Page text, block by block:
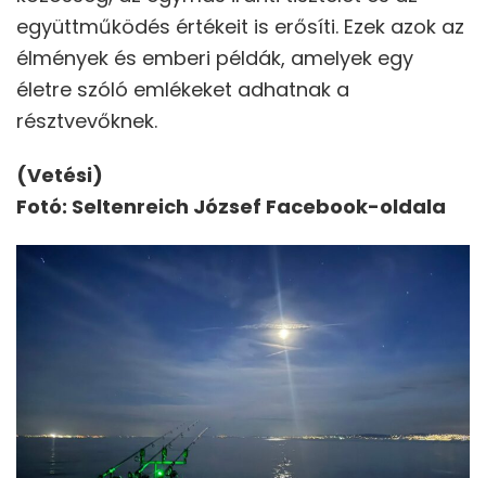
együttműködés értékeit is erősíti. Ezek azok az
élmények és emberi példák, amelyek egy
életre szóló emlékeket adhatnak a
résztvevőknek.
(Vetési)
Fotó: Seltenreich József Facebook-oldala